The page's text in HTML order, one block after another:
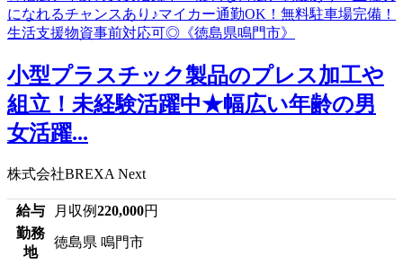
小型プラスチック製品のプレス加工や
組立！未経験活躍中★幅広い年齢の男
女活躍...
株式会社BREXA Next
給与 月収例220,000円
勤務
地
徳島県 鳴門市